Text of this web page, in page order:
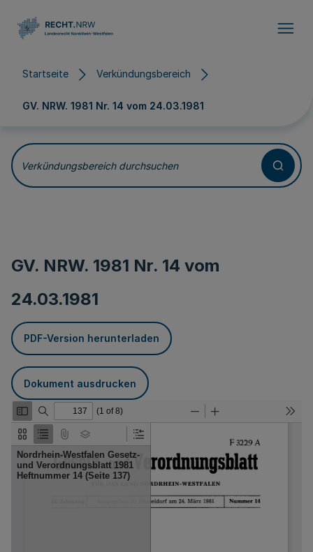
Startseite Verkündungsbereich
GV. NRW. 1981 Nr. 14 vom 24.03.1981
Verkündungsbereich durchsuchen
GV. NRW. 1981 Nr. 14 vom
24.03.1981
PDF-Version herunterladen
Dokument ausdrucken